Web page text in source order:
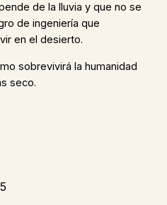
de la lluvia y que no se
de ingeniería que
en el desierto.
sobrevivirá la humanidad
seco.